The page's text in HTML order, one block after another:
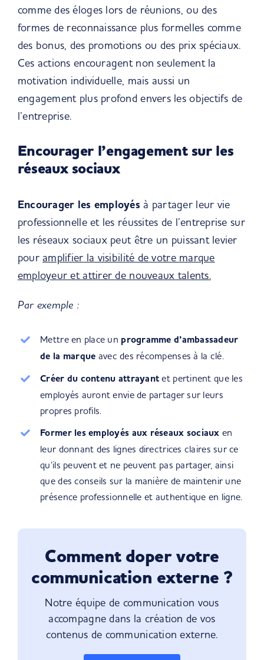
comme des éloges lors de réunions, ou des
formes de reconnaissance plus formelles comme
des bonus, des promotions ou des prix spéciaux.
Ces actions encouragent non seulement la
motivation individuelle, mais aussi un
engagement plus profond envers les objectifs de
l’entreprise.
Encourager l’engagement sur les
réseaux sociaux
Encourager les employés à partager leur vie
professionnelle et les réussites de l’entreprise sur
les réseaux sociaux peut être un puissant levier
pouramplifier la visibilité de votre marque
employeur et attirer de nouveaux talents.
Par exemple :
Mettre en place un programme d’ambassadeur
de la marque avec des récompenses à la clé.
Créer du contenu attrayant et pertinent que les
employés auront envie de partager sur leurs
propres profils.
Former les employés aux réseaux sociaux en
leur donnant des lignes directrices claires sur ce
qu’ils peuvent et ne peuvent pas partager, ainsi
que des conseils sur la manière de maintenir une
présence professionnelle et authentique en ligne.
Comment doper votre
communication externe ?
Notre équipe de communication vous
accompagne dans la création de vos
contenus de communication externe.